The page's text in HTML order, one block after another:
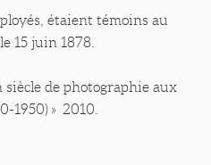
étaient témoins au
15 juin 1878.
siècle de photographie aux
1950) » 2010.